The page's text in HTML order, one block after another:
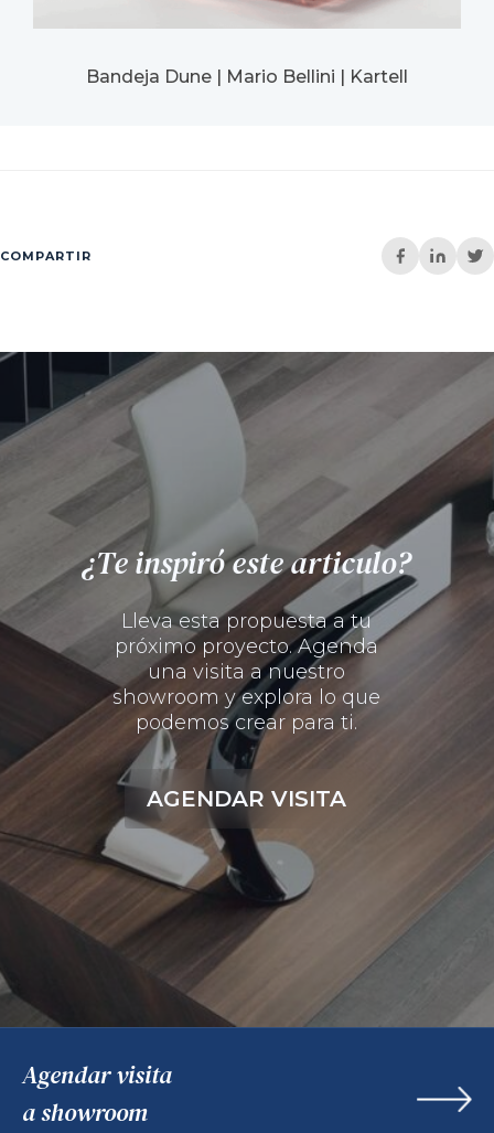
Bandeja Dune | Mario Bellini | Kartell
COMPARTIR
¿Te inspiró este articulo?
Lleva esta propuesta a tu
próximo proyecto. Agenda
una visita a nuestro
showroom y explora lo que
podemos crear para ti.
AGENDAR VISITA
Agendar visita
a showroom